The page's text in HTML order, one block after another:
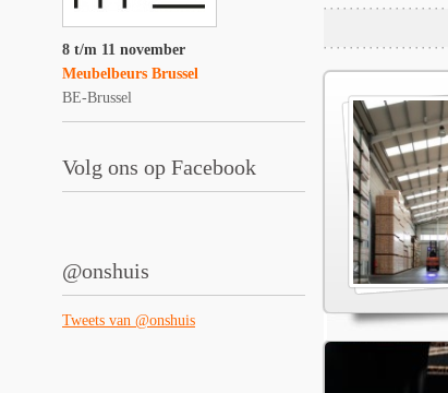
8 t/m 11 november
Meubelbeurs Brussel
BE-Brussel
Volg ons op Facebook
@onshuis
Tweets van @onshuis